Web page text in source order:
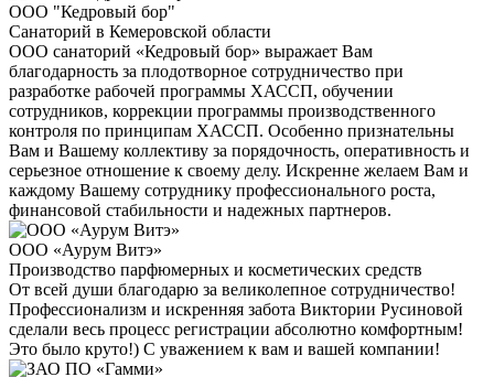
ООО "Кедровый бор"
Санаторий в Кемеровской области
ООО санаторий «Кедровый бор» выражает Вам
благодарность за плодотворное сотрудничество при
разработке рабочей программы ХАССП, обучении
сотрудников, коррекции программы производственного
контроля по принципам ХАССП. Особенно признательны
Вам и Вашему коллективу за порядочность, оперативность и
серьезное отношение к своему делу. Искренне желаем Вам и
каждому Вашему сотруднику профессионального роста,
финансовой стабильности и надежных партнеров.
ООО «Аурум Витэ»
Производство парфюмерных и косметических средств
От всей души благодарю за великолепное сотрудничество!
Профессионализм и искренняя забота Виктории Русиновой
сделали весь процесс регистрации абсолютно комфортным!
Это было круто!) С уважением к вам и вашей компании!